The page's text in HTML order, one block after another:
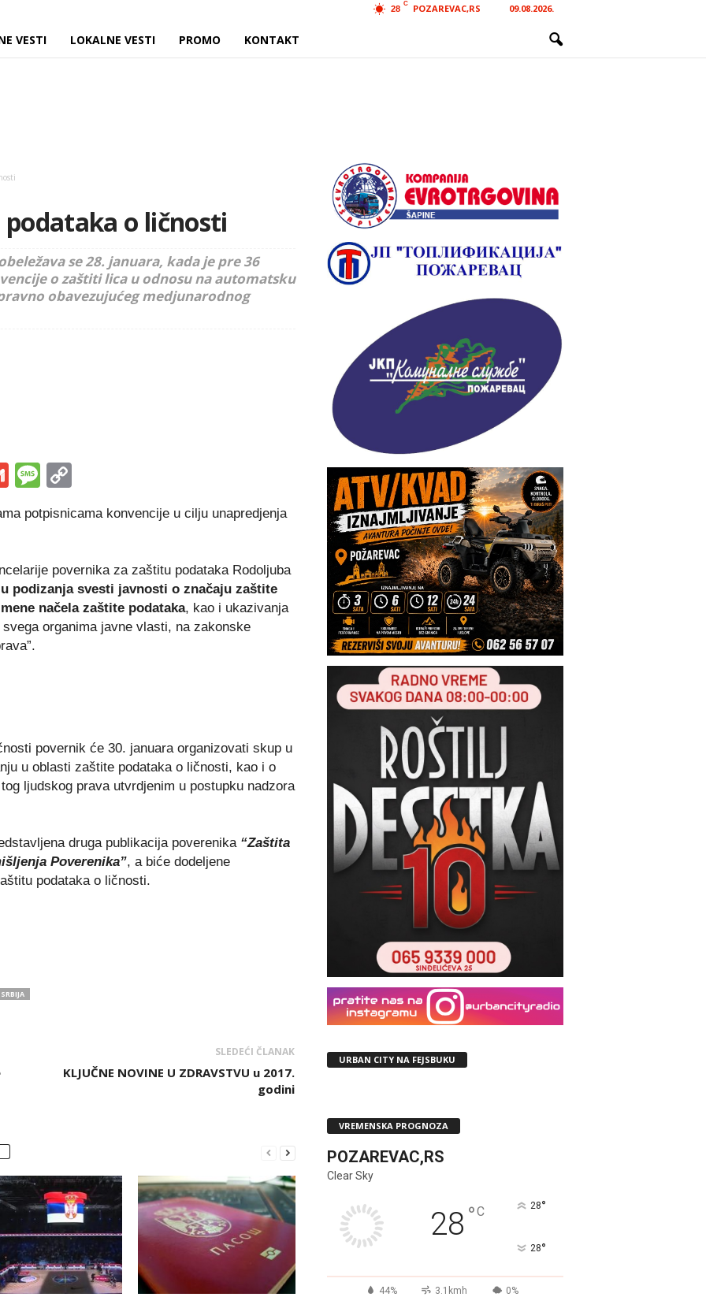
28
C POZAREVAC,RS 09.08.2026.
VESTI LOKALNE VESTI PROMO KONTAKT
o ličnosti
se 28. januara, kada je pre 36
o zaštiti lica u odnosu na automatsku
obavezujućeg medjunarodnog
GmailMessage
potpisnicama konvencije u cilju unapredjenja
povernika za zaštitu podataka Rodoljuba
podizanja svesti javnosti o značaju zaštite
načela zaštite podataka, kao i ukazivanja
organima javne vlasti, na zakonske
povernik će 30. januara organizovati skup u
u oblasti zaštite podataka o ličnosti, kao i o
ljudskog prava utvrdjenim u postupku nadzora
druga publikacija poverenika“Zaštita
Poverenika”, a biće dodeljene
podataka o ličnosti.
SRBIJA
SLEDEĆI ČLANAK
KLJUČNE NOVINE U ZDRAVSTVU u 2017.
godini
URBAN CITY NA FEJSBUKU
VREMENSKA PROGNOZA
POZAREVAC,RS
Clear Sky
28 °C 28°
28°
44% 3.1kmh 0%